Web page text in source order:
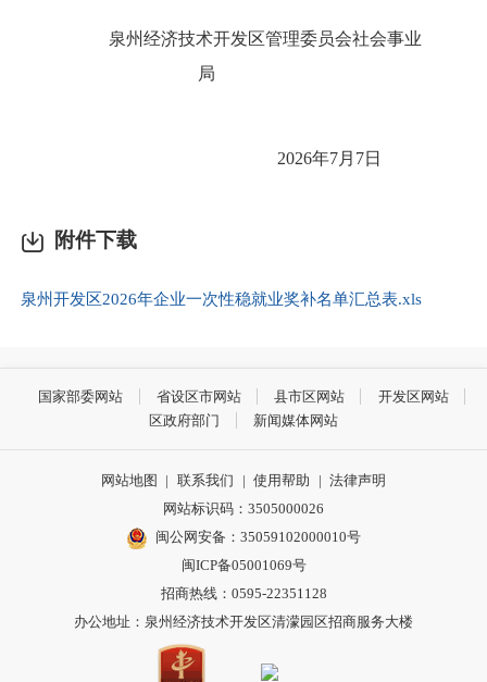
泉州经济技术开发区管理委员会社会事业
局
2026年7月 7日
附件下载
泉州开发区2026年企业一次性稳就业奖补名单汇总表.xls
国家部委网站 省设区市网站 县市区网站
开发区网站
区政府部门
新闻媒体网站
网站地图 | 联系我们 | 使用帮助 | 法律声明
网站标识码：3505000026
闽公网安备：35059102000010号
闽ICP备05001069号
招商热线：0595-22351128
办公地址：泉州经济技术开发区清濛园区招商服务大楼